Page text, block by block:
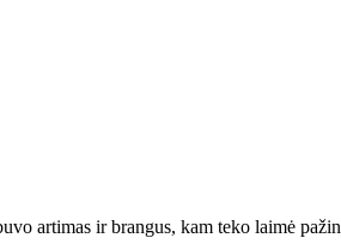
artimas ir brangus, kam teko laimė